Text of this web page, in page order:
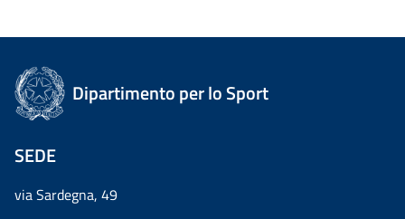
Dipartimento per lo Sport
SEDE
via Sardegna, 49